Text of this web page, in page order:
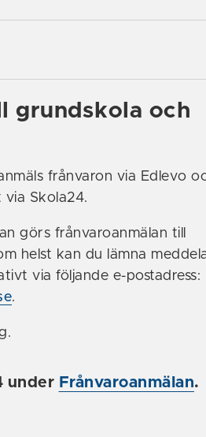
grundskola och
frånvaron via Edlevo
via Skola24.
görs frånvaroanmälan till
helst kan du lämna
via följande e-postadress:
.
under Frånvaroanmälan.